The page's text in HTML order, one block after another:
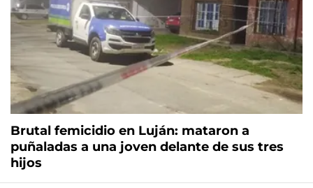
Brutal femicidio en Luján: mataron a
puñaladas a una joven delante de sus tres
hijos